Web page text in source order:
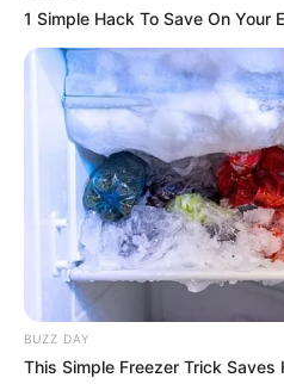
1 Simple Hack To Save On Your
BUZZ DAY
This Simple Freezer Trick Saves